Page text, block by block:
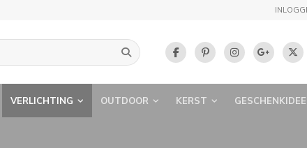
VERLICHTING OUTDOOR KERST GESCHENKIDEE